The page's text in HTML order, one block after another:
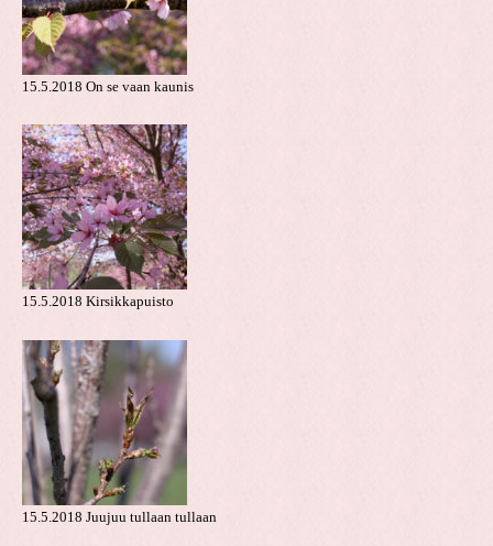
15.5.2018 On se vaan kaunis
15.5.2018 Kirsikkapuisto
15.5.2018 Juujuu tullaan tullaan